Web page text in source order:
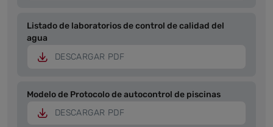
Listado de laboratorios de control de calidad del
agua
DESCARGAR PDF
Modelo de Protocolo de autocontrol de piscinas
DESCARGAR PDF